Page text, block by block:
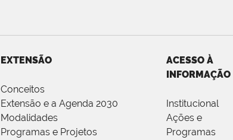
EXTENSÃO
Conceitos
Extensão e a Agenda 2030
Modalidades
Programas e Projetos
ACESSO À
INFORMAÇÃO
Institucional
Ações e
Programas